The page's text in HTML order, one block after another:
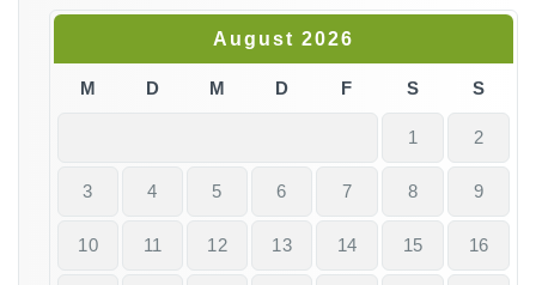
August 2026
M D M D F S S
1 2
3 4 5 6 7 8 9
10 11 12 13 14 15 16